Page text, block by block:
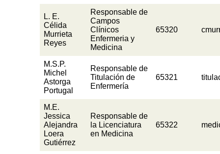
L. E.
Célida
Murrieta
Reyes
Responsable de
Campos
Clínicos
Enfermeria y
Medicina
65320
M.S.P.
Michel
Astorga
Portugal
Responsable de
Titulación de
Enfermería
65321
M.E.
Jessica
Alejandra
Loera
Gutiérrez
Responsable de
la Licenciatura
en Medicina
65322